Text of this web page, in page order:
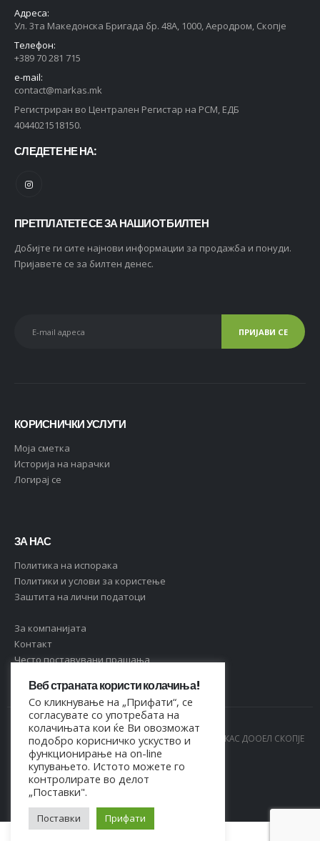
Адреса:
Ул. 3та Македонска Бригада бр. 48А, 1000, Аеродром, Скопје
Телефон:
+389 70 281 715
e-mail:
contact@markas.mk
Регистриран во Централен Регистар на РСМ, ЕДБ
4044021518150.
СЛЕДЕТЕ НЕ НА:
ПРЕТПЛАТЕТЕ СЕ ЗА НАШИОТ БИЛТЕН
Добијте ги сите најнови информации за продажба и понуди.
Пријавете се за билтен денес.
КОРИСНИЧКИ УСЛУГИ
Moja сметка
Историја на нарачки
Логирај се
ЗА НАС
Политика на испорака
Политики и услови за користење
Заштита на лични податоци
За компанијата
Контакт
Често поставувани прашања
© Copyright 2021. Сите права се задржани од МАРКАС ДООЕЛ СКОПЈЕ
- 4044021518150
Веб страната користи колачиња!
Со кликнување на „Прифати“, се
согласувате со употребата на
колачињата кои ќе Ви овозможат
подобро корисничко ускуство и
функционирање на on-line
купувањето. Истото можете го
контролирате во делот
„Поставки".
Поставки Прифати